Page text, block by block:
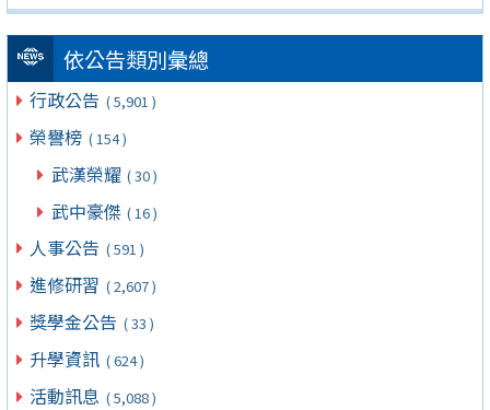
依公告類別彙總
行政公告 ( 5,901 )
榮譽榜 ( 154 )
武漢榮耀 ( 30 )
武中豪傑 ( 16 )
人事公告 ( 591 )
進修研習 ( 2,607 )
獎學金公告 ( 33 )
升學資訊 ( 624 )
活動訊息 ( 5,088 )